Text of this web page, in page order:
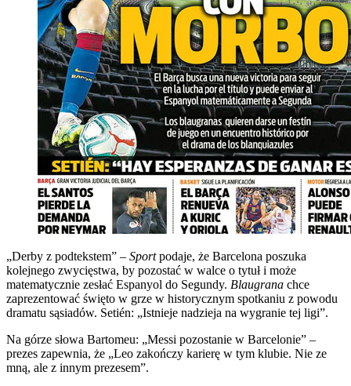
„Derby z podtekstem” – Sportpodaje, że Barcelona poszuka
kolejnego zwycięstwa, by pozostać w walce o tytuł i może
matematycznie zesłać Espanyol do Segundy. Blaugrana chce
zaprezentować święto w grze w historycznym spotkaniu z powodu
dramatu sąsiadów. Setién: „Istnieje nadzieja na wygranie tej ligi”.
Na górze słowa Bartomeu: „Messi pozostanie w Barcelonie” –
prezes zapewnia, że „Leo zakończy karierę w tym klubie. Nie ze
mną, ale z innym prezesem”.